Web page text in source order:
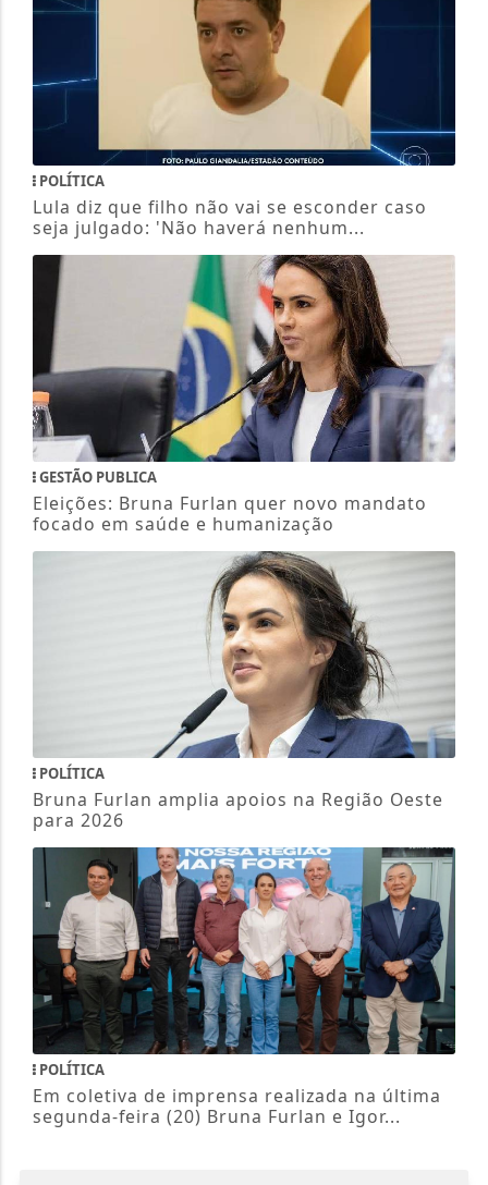
POLÍTICA
Lula diz que filho não vai se esconder caso
seja julgado: 'Não haverá nenhum...
GESTÃO PUBLICA
Eleições: Bruna Furlan quer novo mandato
focado em saúde e humanização
POLÍTICA
Bruna Furlan amplia apoios na Região Oeste
para 2026
POLÍTICA
Em coletiva de imprensa realizada na última
segunda-feira (20) Bruna Furlan e Igor...